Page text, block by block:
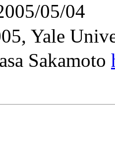
05/04
Yale
Sakamoto